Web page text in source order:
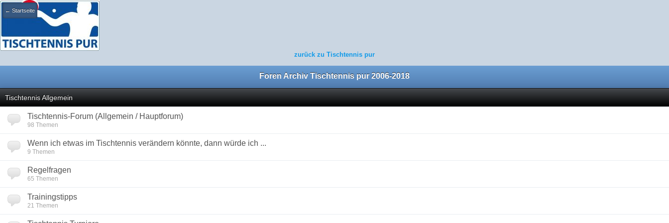
← Startseite
zurück zu Tischtennis pur
Foren Archiv Tischtennis pur 2006-2018
Tischtennis Allgemein
Tischtennis-Forum (Allgemein / Hauptforum)
98 Themen
Wenn ich etwas im Tischtennis verändern könnte, dann würde ich ...
9 Themen
Regelfragen
65 Themen
Trainingstipps
21 Themen